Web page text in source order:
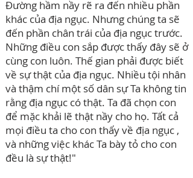
Đường hầm nầy rẽ ra đến nhiều phần
khác của địa ngục. Nhưng chúng ta sẽ
đến phần chân trái của địa ngục trước.
Những điều con sắp được thấy đây sẽ ở
cùng con luôn. Thế gian phải được biết
về sự thật của địa ngục. Nhiều tội nhân
và thậm chí một số dân sự Ta không tin
rằng địa ngục có thật. Ta đã chọn con
để mặc khải lẽ thật nầy cho họ. Tất cả
mọi điều ta cho con thấy về địa ngục ,
và những việc khác Ta bày tỏ cho con
đều là sự thật!"